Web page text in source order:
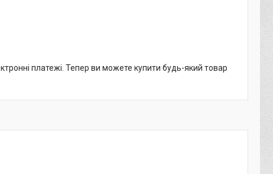
платежі. Тепер ви можете купити будь-який товар